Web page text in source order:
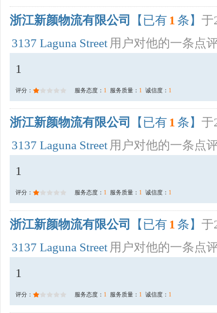
浙江新颜物流有限公司 【已有 1 条】 于
3137 Laguna Street 用户对他的一条点
1
评分： 服务态度： 1 服务质量： 1 诚信度： 1
浙江新颜物流有限公司 【已有 1 条】 于
3137 Laguna Street 用户对他的一条点
1
评分： 服务态度： 1 服务质量： 1 诚信度： 1
浙江新颜物流有限公司 【已有 1 条】 于
3137 Laguna Street 用户对他的一条点
1
评分： 服务态度： 1 服务质量： 1 诚信度： 1